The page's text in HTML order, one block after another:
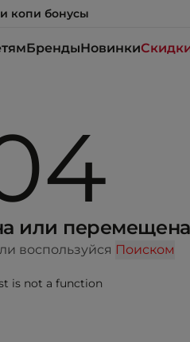
и копи бонусы
БрендыНовинки
или перемещена
воспользуйся Поиском
is not a function